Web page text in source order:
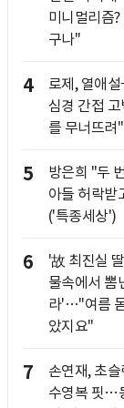
미니멀리즘
구나"
4
로제, 열애
심경 간접
를 무너뜨려
5
방은희 "두
아들 허락받
('특종세상')
6
'故 최진실
물속에서 뽐
라'…"여름
았지요"
7
손연재, 초
수영복 핏…